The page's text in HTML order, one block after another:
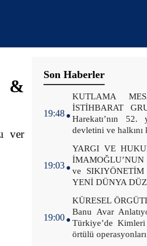
&
ver
Son Haberler
19:48.KUTLAMA
İSTİHBARAT
Harekatı’nın
devletini ve halkını
19:03.YARGI VE
ve
YENİ DÜNYA
19:00.KÜRESEL
Banu Avar
Türkiye’de
örtülü